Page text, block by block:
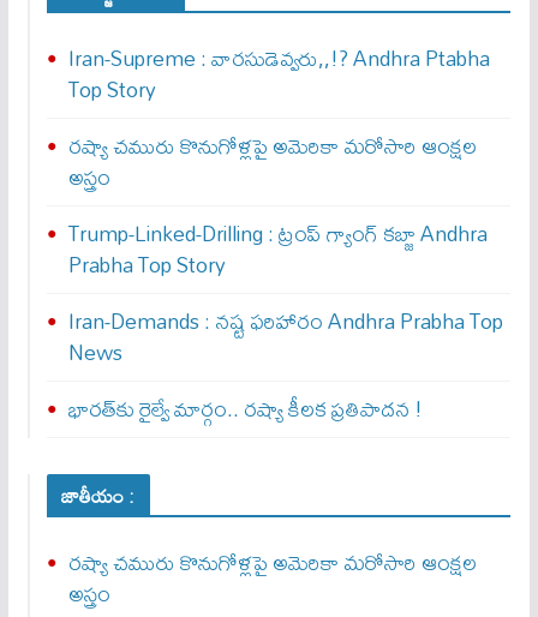
Iran-Supreme : వార‌సుడెవ్వ‌రు,,!? Andhra Ptabha
Top Story
రష్యా చమురు కొనుగోళ్లపై అమెరికా మరోసారి ఆంక్షల
అస్త్రం
Trump-Linked-Drilling : ట్రంప్ గ్యాంగ్ క‌బ్జా Andhra
Prabha Top Story
Iran-Demands : న‌ష్ట ఫ‌రిహారం Andhra Prabha Top
News
భారత్‌కు రైల్వే మార్గం.. రష్యా కీలక ప్రతిపాదన !
జాతీయం :
రష్యా చమురు కొనుగోళ్లపై అమెరికా మరోసారి ఆంక్షల
అస్త్రం